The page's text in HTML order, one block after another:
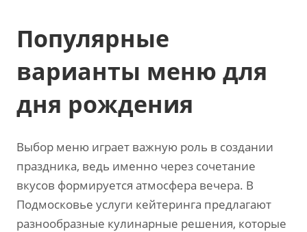
Популярные
варианты меню для
дня рождения
Выбор меню играет важную роль в создании
праздника, ведь именно через сочетание
вкусов формируется атмосфера вечера. В
Подмосковье услуги кейтеринга предлагают
разнообразные кулинарные решения, которые